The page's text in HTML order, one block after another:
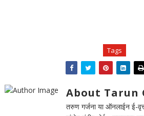
Tags
About Tarun
तरुण गर्जना या ऑनलाईन ई-